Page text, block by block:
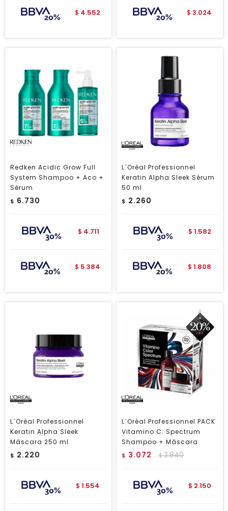
$ 4.552 $ 3.024
Redken Acidic Grow Full
System Shampoo + Aco +
Sérum
$ 6.730
$ 4.711
$ 5.384
L´Oréal Professionnel
Keratin Alpha Sleek Sérum
50 ml
$ 2.260
$ 1.582
$ 1.808
L´Oréal Professionnel
Keratin Alpha Sleek
Máscara 250 ml
$ 2.220
$ 1.554
L´Oréal Professionnel PACK
Vitamino C. Spectrum
Shampoo + Máscara
$ 3.072 $3.840
$ 2.150